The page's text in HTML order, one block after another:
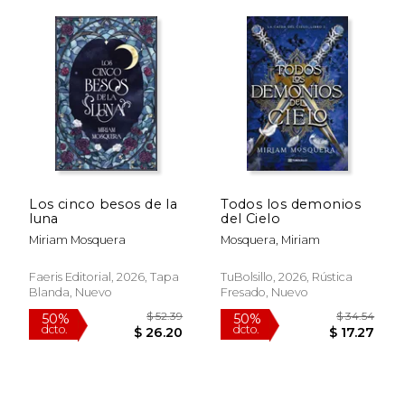
50%
dcto.
50%
dcto.
Los cinco besos de la
luna
Miriam Mosquera
Faeris Editorial, 2026, Tapa
Blanda, Nuevo
Todos los demonios
del Cielo
Mosquera, Miriam
TuBolsillo, 2026, Rústica
Fresado, Nuevo